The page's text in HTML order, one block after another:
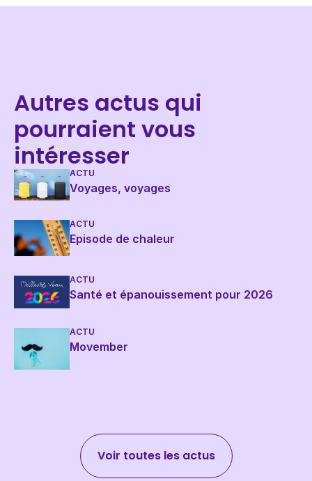
Autres actus qui
pourraient vous
intéresser
ACTU
Voyages, voyages
ACTU
Episode de chaleur
ACTU
Santé et épanouissement pour 2026
ACTU
Movember
Voir toutes les actus